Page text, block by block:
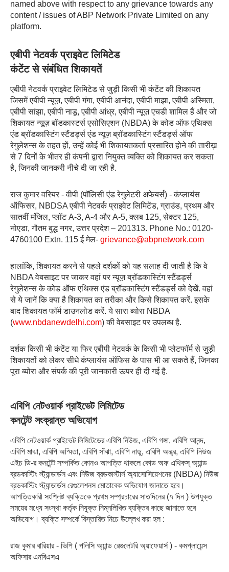
named above with respect to any grievance towards any
content / issues of ABP Network Private Limited on any
platform.
एबीपी नेटवर्क प्राइवेट लिमिटेड
कंटेंट से संबंधित शिकायतें
एबीपी नेटवर्क प्राइवेट लिमिटेड से जुड़ी किसी भी कंटेंट की शिकायत
जिसमें एबीपी न्यूज़, एबीपी गंगा, एबीपी आनंदा, एबीपी माझा, एबीपी अस्मिता,
एबीपी सांझा, एबीपी नाडू, एबीपी आंध्र, एबीपी न्यूज़ एचडी शामिल हैं और जो
शिकायत न्यूज़ बॉडकास्टर्स एसोसिएशन (NBDA) के कोड ऑफ एथिक्स
एंड ब्रॉडकास्टिंग स्टैंडर्ड्स एंड न्यूज़ ब्रॉडकास्टिंग स्टैंडर्ड्स ऑफ
रेगुलेशन्स के तहत हों, उन्हें कोई भी शिकायतकर्ता प्रसारित होने की तारीख़
से 7 दिनों के भीतर ही कंपनी द्वारा नियुक्त व्यक्ति को शिकायत कर सकता
है, जिनकी जानकरी नीचे दी जा रही है.
राज कुमार वरियर - वीपी (पॉलिसी एंड रेगुलेटरी अफेयर्स) - कंप्लायंस
ऑफिसर, NBDSA एबीपी नेटवर्क प्राइवेट लिमिटेंड, ग्राउंड, प्रथम और
सातवीं मंजिल, प्लॉट A-3, A-4 और A-5, क्लब 125, सेक्टर 125,
नोएडा, गौतम बुद्ध नगर, उत्तर प्रदेश – 201313. Phone No.: 0120-
4760100 Extn. 115 ई मेल- grievance@abpnetwork.com
हालांकि, शिकायत करने से पहले दर्शकों को यह सलाह दी जाती है कि वे
NBDA वेबसाइट पर जाकर वहां पर न्यूज़ ब्रॉडकास्टिंग स्टैंडर्ड्स
रेगुलेशन्स के कोड ऑफ एथिक्स एंड ब्रॉडकास्टिंग स्टैंडर्ड्स को देखें. वहां
से ये जानें कि क्या है शिकायत का तरीका और किसे शिकायत करें. इसके
बाद शिकायत फॉर्म डाउनलोड करें. ये सारा ब्योरा NBDA
(www.nbdanewdelhi.com) की वेबसाइट पर उपलब्ध है.
दर्शक किसी भी कंटेंट या फिर एबीपी नेटवर्क के किसी भी प्लेटफॉर्म से जुड़ी
शिकायतों को लेकर सीधे कंप्लायंस ऑफिस के पास भी आ सकते हैं, जिनका
पूरा ब्योरा और संपर्क की पूरी जानकारी ऊपर ही दी गई है.
এবিপি নেটওয়ার্ক প্রাইভেট লিমিটেড
কনটেন্ট সংক্রান্ত অভিযোগ
এবিপি নেটওয়ার্ক প্রাইভেট লিমিটেডের এবিপি নিউজ, এবিপি গঙ্গা, এবিপি আনন্দ,
এবিপি মাঝা, এবিপি অস্মিতা, এবিপি সাঁঝা, এবিপি নাডু, এবিপি অন্ধ্র, এবিপি নিউজ
এইচ ডি-র কনটেন্ট সম্পর্কিত কোনও আপত্তি থাকলে কোড অফ এথিকস্ অ্যান্ড
ব্রডকাস্টিং স্ট্যান্ডার্ডস এবং নিউজ ব্রডকাস্টার্স অ্যাসোসিয়েশনের (NBDA) নিউজ
ব্রডকাস্টিং স্ট্যান্ডার্ডস রেগুলেশনস মোতাবেক অভিযোগ জানাতে হবে।
আপত্তিকারী সংশ্লিষ্ট ব্যক্তিকে প্রথম সম্প্রচারের সাতদিনের (৭ দিন ) উপযুক্ত
সময়ের মধ্যে সংস্থা কর্তৃক নিযুক্ত নিম্নলিখিত ব্যক্তির কাছে জানাতে হবে
অভিযোগ। ব্যক্তি সম্পর্কে বিস্তারিত নিচে উল্লেখ করা হল :
রাজ কুমার বারিয়ার - ভিপি ( পলিসি অ্য়ান্ড রেগুলেটরি অ্য়াফেয়ার্স ) - কমপ্লায়েন্স
অফিসার এনবিএসএ